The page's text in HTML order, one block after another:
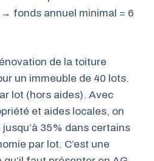
fonds annuel minimal = 6
de la toiture
un immeuble de 40 lots.
lot (hors aides). Avec
et aides locales, on
35% dans certains
par lot. C’est une